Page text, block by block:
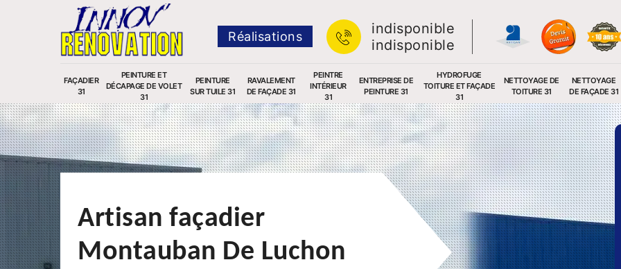
Réalisations
indisponible
indisponible
FAÇADIER
31
PEINTURE ET
DÉCAPAGE DE VOLET
31
PEINTURE
SUR TUILE 31
RAVALEMENT
DE FAÇADE 31
PEINTRE
INTÉRIEUR
31
ENTREPRISE DE
PEINTURE 31
HYDROFUGE
TOITURE ET FAÇADE
31
NETTOYAGE DE
TOITURE 31
NETTOYAGE
DE FAÇADE 31
Artisan façadier
Montauban De Luchon